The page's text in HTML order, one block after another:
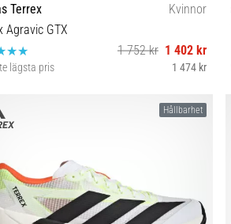
Terrex
Kvinnor
Agravic GTX
1 752 kr 1 402 kr
lägsta pris 1 474 kr
Hållbarhet